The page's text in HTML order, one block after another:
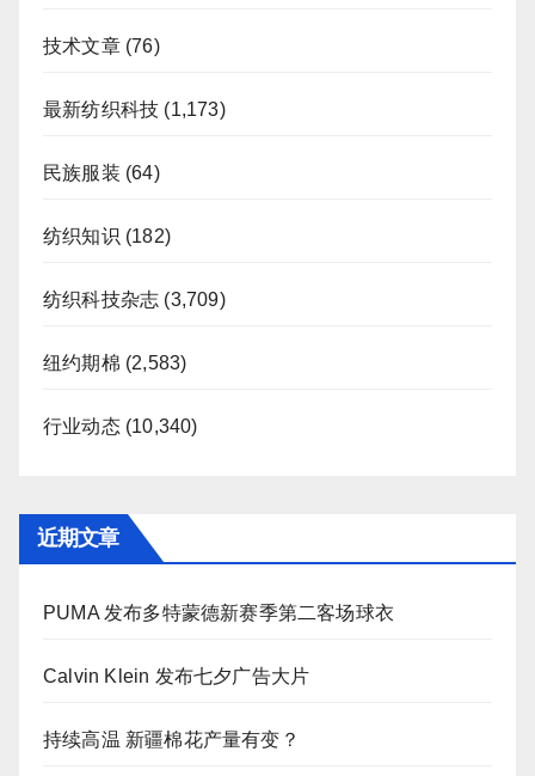
技术文章(76)
最新纺织科技 (1,173)
民族服装 (64)
纺织知识 (182)
纺织科技杂志 (3,709)
纽约期棉 (2,583)
行业动态(10,340)
近期文章
PUMA 发布多特蒙德新赛季第二客场球衣
Calvin Klein 发布七夕广告大片
持续高温 新疆棉花产量有变？